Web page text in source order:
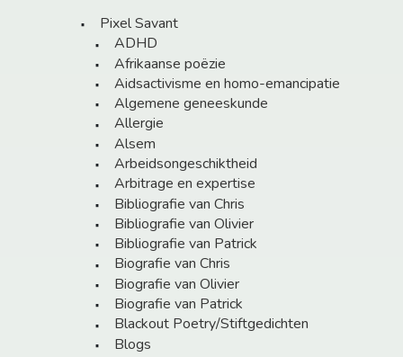
Pixel Savant
ADHD
Afrikaanse poëzie
Aidsactivisme en homo-emancipatie
Algemene geneeskunde
Allergie
Alsem
Arbeidsongeschiktheid
Arbitrage en expertise
Bibliografie van Chris
Bibliografie van Olivier
Bibliografie van Patrick
Biografie van Chris
Biografie van Olivier
Biografie van Patrick
Blackout Poetry/Stiftgedichten
Blogs